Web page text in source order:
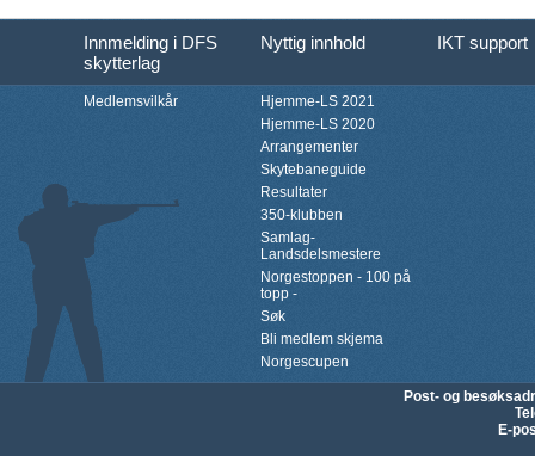
Innmelding i DFS
skytterlag
Nyttig innhold IKT support
Medlemsvilkår
Hjemme-LS 2021
Hjemme-LS 2020
Arrangementer
Skytebaneguide
Resultater
350-klubben
Samlag-
Landsdelsmestere
Norgestoppen - 100 på
topp -
Søk
Bli medlem skjema
Norgescupen
Post- og
E-